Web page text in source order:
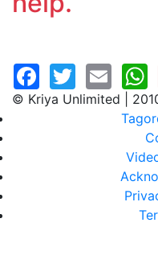
© Kriya Unlimited |